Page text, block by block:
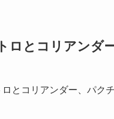
ロとコリアンダ
ロとコリアンダー、パク